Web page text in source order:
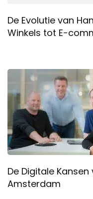
De Evolutie van
Winkels tot E-
De Digitale
Amsterdam